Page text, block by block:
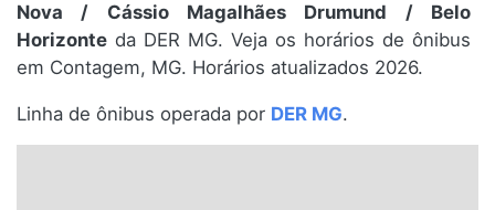
Espírito Santo
Paraná
Santa Catarina
Nova / Cássio Magalhães Drumund / Belo
Horizonte da DER MG. Veja os horários de ônibus
em Contagem, MG. Horários atualizados 2026.
Linha de ônibus operada por DER MG.